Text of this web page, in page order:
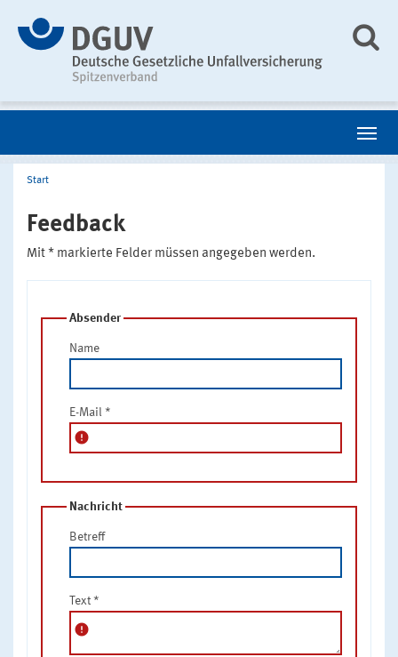
Start
Feedback
Mit * markierte Felder müssen angegeben werden.
Absender
Name
E-Mail *
error
Nachricht
Betreff
Text *
error